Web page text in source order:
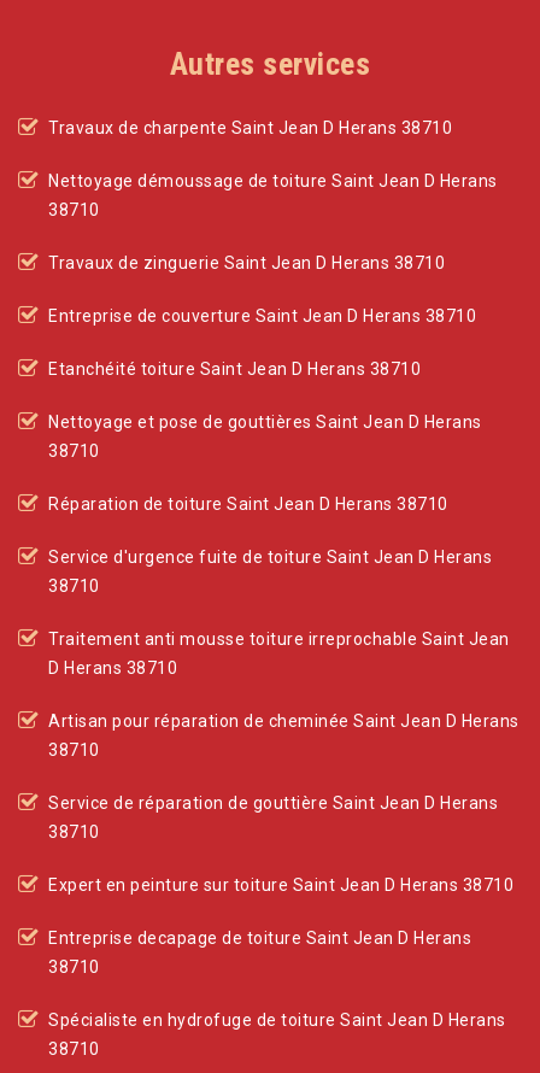
Autres services
Travaux de charpente Saint Jean D Herans 38710
Nettoyage démoussage de toiture Saint Jean D Herans
38710
Travaux de zinguerie Saint Jean D Herans 38710
Entreprise de couverture Saint Jean D Herans 38710
Etanchéité toiture Saint Jean D Herans 38710
Nettoyage et pose de gouttières Saint Jean D Herans
38710
Réparation de toiture Saint Jean D Herans 38710
Service d'urgence fuite de toiture Saint Jean D Herans
38710
Traitement anti mousse toiture irreprochable Saint Jean
D Herans 38710
Artisan pour réparation de cheminée Saint Jean D Herans
38710
Service de réparation de gouttière Saint Jean D Herans
38710
Expert en peinture sur toiture Saint Jean D Herans 38710
Entreprise decapage de toiture Saint Jean D Herans
38710
Spécialiste en hydrofuge de toiture Saint Jean D Herans
38710